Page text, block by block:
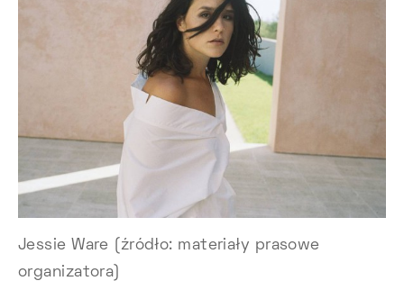
Jessie Ware (źródło: materiały prasowe
organizatora)